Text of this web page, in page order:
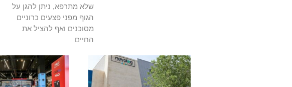
שלא מתרפא, ניתן להגן על
הגוף מפני פצעים כרוניים
מסוכנים ואף להציל את
החיים